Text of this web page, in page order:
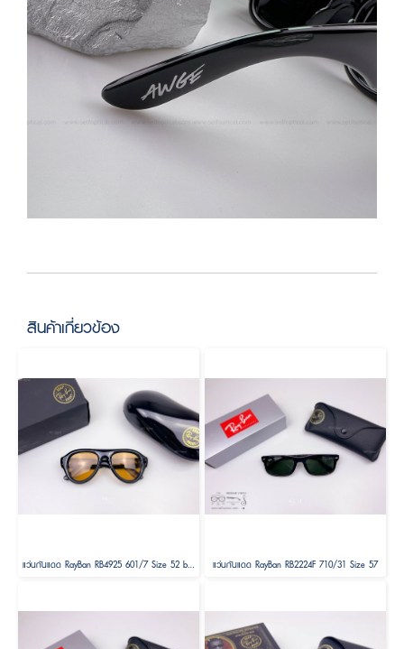
สินค้าเกี่ยวข้อง
แว่นกันแดด RayBan RB4925 601/7 Size 52 by A$AP ASAP Rocky ( RayBan Janie Blackpink ) แว่นกันแดด RayBan RB2224F 710/31 Size 57